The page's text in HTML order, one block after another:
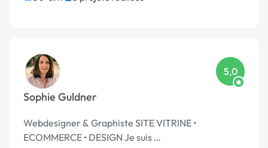
Sophie Guldner
5,0
Webdesigner & Graphiste SITE VITRINE •
ECOMMERCE • DESIGN Je suis …